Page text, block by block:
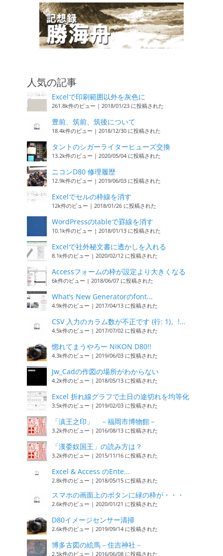
人気の記事
Excelで印刷範囲以外を灰色に
261.8k件のビュー | 2018/01/23 に投稿された
豊前、筑前、筑後について
18.4k件のビュー | 2018/12/30 に投稿された
タントのシガーライターヒューズ交換
13.2k件のビュー | 2020/05/04 に投稿された
ニコンD80 修理履歴
12.9k件のビュー | 2019/06/03 に投稿された
Excelでセルの枠線を消す
12k件のビュー | 2018/01/26 に投稿された
WordPressのtableで罫線を消す
10.1k件のビュー | 2018/01/13 に投稿された
Excelで社外秘文書に透かしを入れる
8.1k件のビュー | 2020/02/12 に投稿された
Accessフォームの枠が設定より大きくなる
6k件のビュー | 2018/06/07 に投稿された
What’s New Generatorのfont...
4.9k件のビュー | 2017/04/13 に投稿された
CSV 入力のカラム数が不正です (行: 1)。!...
4.5k件のビュー | 2017/07/02 に投稿された
惚れてまうやろー NIKON D80!!
4.3k件のビュー | 2019/06/03 に投稿された
Jw_Cadの作図の場所がわからない
4.2k件のビュー | 2018/05/13 に投稿された
Excel 折れ線グラフで土日の途切れを均等化
3.5k件のビュー | 2019/02/03 に投稿された
「滇王之印」 －福岡市博物館－
3.2k件のビュー | 2016/08/13 に投稿された
「漢委奴国王」の読み方は？
3.2k件のビュー | 2015/11/16 に投稿された
Excel & Access のEnte...
2.8k件のビュー | 2018/05/15 に投稿された
スマホの画面上のボタンに緑の枠が・・・
2.6k件のビュー | 2020/01/21 に投稿された
D80イメージセンサー清掃
2.6k件のビュー | 2019/09/14 に投稿された
博多古図の絵馬－住吉神社－
2.5k件のビュー | 2016/06/08 に投稿された